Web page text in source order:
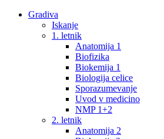
Gradiva
Iskanje
1. letnik
Anatomija 1
Biofizika
Biokemija 1
Biologija celice
Sporazumevanje
Uvod v medicino
NMP 1+2
2. letnik
Anatomija 2